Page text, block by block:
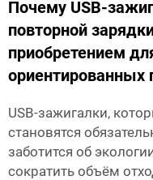
Почему USB-
повторной
приобретением
ориентированных
USB-зажигалки,
становятся
заботится об
сократить объём